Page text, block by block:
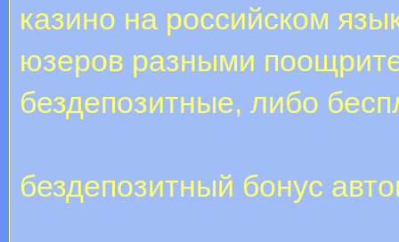
казино на российском
юзеров разными
бездепозитные, либо
бездепозитный бонус